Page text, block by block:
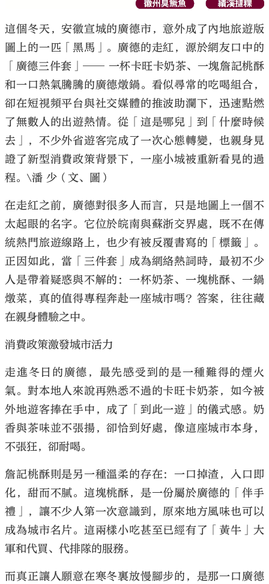
這個冬天，安徽宣城的廣德市，意外成了內地旅遊版
圖上的一匹「黑馬」。廣德的走紅，源於網友口中的
「廣德三件套」── 一杯卡旺卡奶茶、一塊詹記桃酥
和一口熱氣騰騰的廣德燉鍋。看似尋常的吃喝組合，
卻在短視頻平台與社交媒體的推波助瀾下，迅速點燃
了無數人的出遊熱情。從「這是哪兒」到「什麼時候
去」，不少外省遊客完成了一次心態轉變，也親身見
證了新型消費政策背景下，一座小城被重新看見的過
程。\潘 少（文、圖）
在走紅之前，廣德對很多人而言，只是地圖上一個不
太起眼的名字。它位於皖南與蘇浙交界處，既不在傳
統熱門旅遊線路上，也少有被反覆書寫的「標籤」。
正因如此，當「三件套」成為網絡熱詞時，最初不少
人是帶着疑惑與不解的：一杯奶茶、一塊桃酥、一鍋
燉菜，真的值得專程奔赴一座城市嗎？答案，往往藏
在親身體驗之中。
消費政策激發城市活力
走進冬日的廣德，最先感受到的是一種難得的煙火
氣。對本地人來說再熟悉不過的卡旺卡奶茶，如今被
外地遊客捧在手中，成了「到此一遊」的儀式感。奶
香與茶味並不張揚，卻恰到好處，像這座城市本身，
不張狂，卻耐喝。
詹記桃酥則是另一種溫柔的存在：一口掉渣，入口即
化，甜而不膩。這塊桃酥，是一份屬於廣德的「伴手
禮」，讓不少人第一次意識到，原來地方風味也可以
成為城市名片。這兩樣小吃甚至已經有了「黃牛」大
軍和代買、代排隊的服務。
而真正讓人願意在寒冬裏放慢腳步的，是那一口廣德